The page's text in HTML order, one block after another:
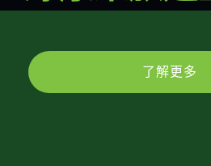
了解更多